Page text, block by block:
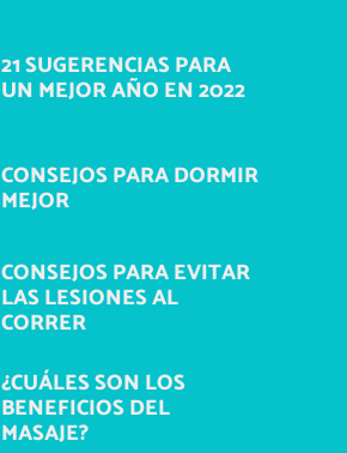
21 SUGERENCIAS PARA
UN MEJOR AÑO EN 2022
CONSEJOS PARA DORMIR
MEJOR
CONSEJOS PARA EVITAR
LAS LESIONES AL
CORRER
¿CUÁLES SON LOS
BENEFICIOS DEL
MASAJE?